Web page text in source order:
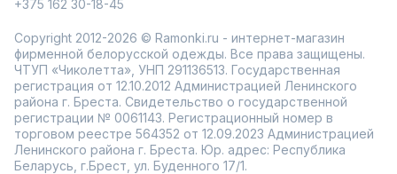
+375 162 30-18-45
Copyright 2012-2026 © Ramonki.ru - интернет-магазин
фирменной белорусской одежды. Все права защищены.
ЧТУП «Чиколетта», УНП 291136513. Государственная
регистрация от 12.10.2012 Администрацией Ленинского
района г. Бреста. Свидетельство о государственной
регистрации № 0061143. Регистрационный номер в
торговом реестре 564352 от 12.09.2023 Администрацией
Ленинского района г. Бреста. Юр. адрес: Республика
Беларусь, г.Брест, ул. Буденного 17/1.